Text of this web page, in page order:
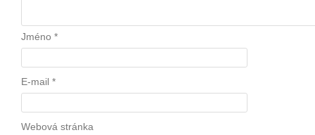
Jméno *
E-mail *
Webová stránka